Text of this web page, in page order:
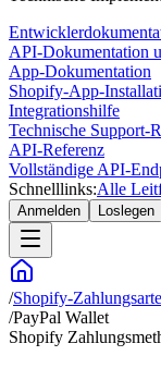
API-Dokumentation
App-Dokumentation
Shopify-App-
Integrationshilfe
Technische Support-
API-Referenz
Vollständige API-
Schnelllinks:Alle
Anmelden Loslegen
/Shopify-
/PayPal Wallet
Shopify